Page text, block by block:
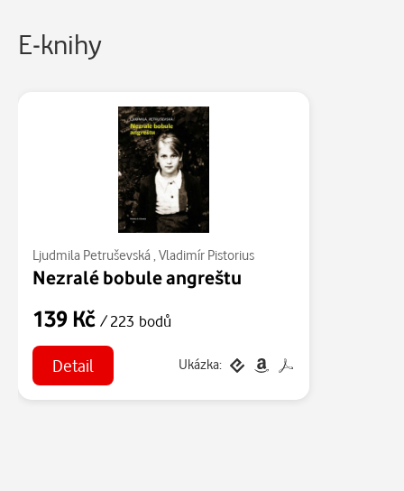
E-knihy
Ljudmila Petruševská , Vladimír Pistorius
Nezralé bobule angreštu
139 Kč / 223 bodů
Detail Ukázka: